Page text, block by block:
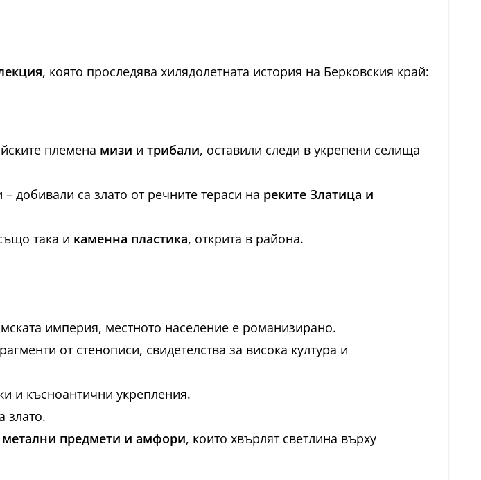
, която проследява хилядолетната история на Берковския край:
племена мизи и трибали, оставили следи в укрепени селища
добивали са злато от речните тераси на реките Златица и
така и каменна пластика, открита в района.
империя, местното население е романизирано.
от стенописи, свидетелства за висока култура и
и късноантични укрепления.
злато.
предмети и амфори, които хвърлят светлина върху